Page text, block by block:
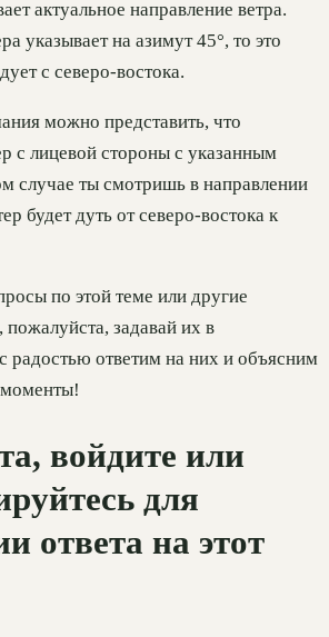
актуальное направление ветра.
указывает на азимут 45°, то это
с северо-востока.
можно представить, что
с лицевой стороны с указанным
случае ты смотришь в направлении
будет дуть от северо-востока к
по этой теме или другие
задавай их в
радостью ответим на них и объясним
войдите или
для
ответа на этот